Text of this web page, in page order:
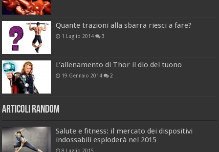
Quante trazioni alla sbarra riesci a fare?
1 Luglio 2014 3
L’allenamento di Thor il dio del tuono
19 Gennaio 2014 2
Articoli Random
Salute e fitness: il mercato dei dispositivi
indossabili esploderà nel 2015
8 Luglio 2015